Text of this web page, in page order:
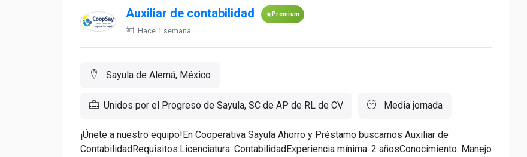
Auxiliar de contabilidad Premium
Hace 1 semana
Sayula de Alemá, México
Unidos por el Progreso de Sayula, SC de AP de RL de CV Media jornada
¡Únete a nuestro equipo!En Cooperativa Sayula Ahorro y Préstamo buscamos Auxiliar de
ContabilidadRequisitos:Licenciatura: ContabilidadExperiencia mínima: 2 añosConocimiento: Manejo